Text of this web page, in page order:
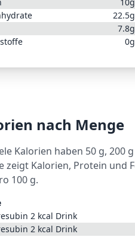
22.5g
7.8g
0g
nach Menge
Kalorien haben 50 g, 200
zeigt Kalorien, Protein und
100 g.
2 kcal Drink
2 kcal Drink